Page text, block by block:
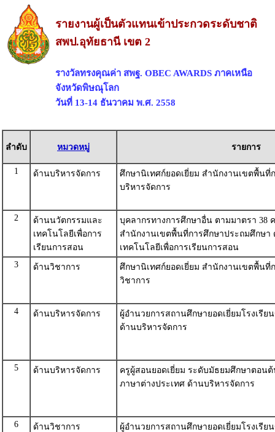
รายงานผู้เป็นตัวแทนเข้าประกวดระดับชาติ
สพป.อุทัยธานี เขต 2
รางวัลทรงคุณค่า สพฐ. OBEC AWARDS ภาคเหนือ
จังหวัดพิษณุโลก
วันที่ 13-14 ธันวาคม พ.ศ. 2558
ลำดับ หมวดหมู่ รายการ
1 ด้านบริหารจัดการ
ศึกษานิเทศก์ยอดเยี่ยม สำนักงานเขตพื้น
บริหารจัดการ
2
ด้านนวัตกรรมและ
เทคโนโลยีเพื่อการ
เรียนการสอน
บุคลากรทางการศึกษาอื่น ตามมาตรา 38
สำนักงานเขตพื้นที่การศึกษาประถมศึกษา
เทคโนโลยีเพื่อการเรียนการสอน
3
ด้านวิชาการ
ศึกษานิเทศก์ยอดเยี่ยม สำนักงานเขตพื้น
วิชาการ
4 ด้านบริหารจัดการ
ผู้อำนวยการสถานศึกษายอดเยี่ยมโรงเรีย
ด้านบริหารจัดการ
5 ด้านบริหารจัดการ
ครูผู้สอนยอดเยี่ยม ระดับมัธยมศึกษาตอน
ภาษาต่างประเทศ ด้านบริหารจัดการ
6 ด้านวิชาการ
ผู้อำนวยการสถานศึกษายอดเยี่ยมโรงเรีย